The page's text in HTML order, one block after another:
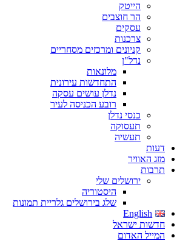
הייטק
הר חוצבים
עסקים
צרכנות
קניונים ומרכזים מסחריים
נדל"ן
מלונאות
התחדשות עירונית
נדלן עושים עסקה
רובע הכניסה לעיר
כנסי נדלן
תעסוקה
תעשיה
דעות
מזג האוויר
תרבות
ירושלים שלי
היסטוריה
שלג בירושלים גלריית תמונות
English
חדשות ישראל
המייל האדום